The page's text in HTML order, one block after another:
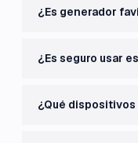
¿Es generador
¿Es seguro usar
¿Qué